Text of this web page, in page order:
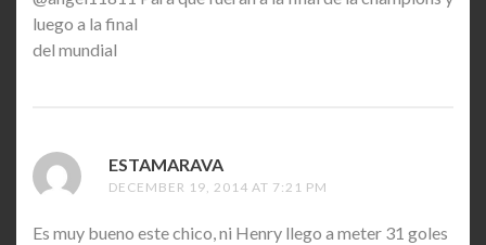
luego a la final
del mundial
ESTAMARAVA
DECEMBER 19, 2014 AT 7:21 PM
Es muy bueno este chico, ni Henry llego a meter 31 goles